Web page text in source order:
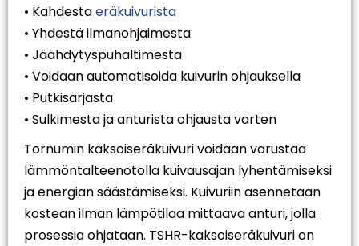
• Kahdestaeräkuivurista
• Yhdestä ilmanohjaimesta
• Jäähdytyspuhaltimesta
• Voidaan automatisoida kuivurin ohjauksella
• Putkisarjasta
• Sulkimesta ja anturista ohjausta varten
Tornumin kaksoiseräkuivuri voidaan varustaa
lämmöntalteenotolla kuivausajan lyhentämiseksi
ja energian säästämiseksi. Kuivuriin asennetaan
kostean ilman lämpötilaa mittaava anturi, jolla
prosessia ohjataan. TSHR-kaksoiseräkuivuri on